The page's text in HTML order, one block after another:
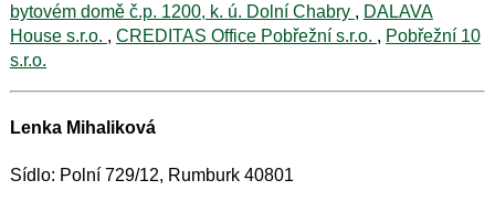
bytovém domě č.p. 1200, k. ú. Dolní Chabry , DALAVA
House s.r.o. , CREDITAS Office Pobřežní s.r.o. , Pobřežní 10
s.r.o.
Lenka Mihaliková
Sídlo: Polní 729/12, Rumburk 40801